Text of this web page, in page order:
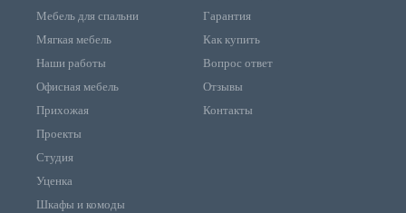
Мебель для спальни
Мягкая мебель
Наши работы
Офисная мебель
Прихожая
Проекты
Студия
Уценка
Шкафы и комоды
Гарантия
Как купить
Вопрос ответ
Отзывы
Контакты